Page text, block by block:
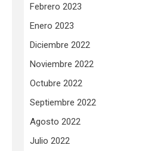
Febrero 2023
Enero 2023
Diciembre 2022
Noviembre 2022
Octubre 2022
Septiembre 2022
Agosto 2022
Julio 2022